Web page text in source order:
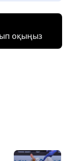
оқыңыз